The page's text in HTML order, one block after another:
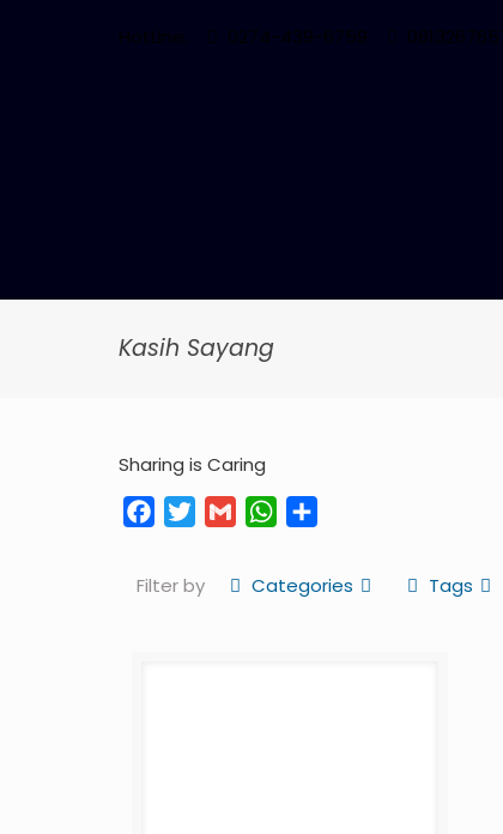
HotLine: 0274-439-6759
Kasih Sayang
Sharing is Caring
FacebookTwitterGmail WhatsApp
Filter by Categories Tags